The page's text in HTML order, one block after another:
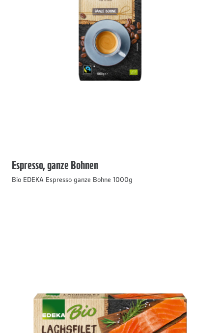
Espresso, ganze Bohnen
Bio EDEKA Espresso ganze Bohne 1000g